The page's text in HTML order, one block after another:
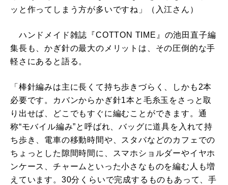
ッと作ってしまう方が多いですね」（入江さん）
ハンドメイド雑誌『COTTON TIME』の池田直子編
集長も、かぎ針の最大のメリットは、その圧倒的な手
軽さにあると語る。
「棒針編みは主に長くて持ち歩きづらく、しかも2本
必要です。カバンからかぎ針1本と毛糸玉をさっと取
り出せば、どこでもすぐに編むことができます。通
称“モバイル編み”と呼ばれ、バッグに道具を入れて持
ち歩き、電車の移動時間や、スタバなどのカフェでの
ちょっとした隙間時間に、スマホショルダーやイヤホ
ンケース、チャームといった小さなものを編む人も増
えています。30分くらいで完成するものもあって、手